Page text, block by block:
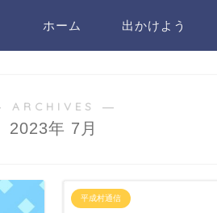
ホーム 出かけよう
ARCHIVES ―
2023年 7月
平成村通信